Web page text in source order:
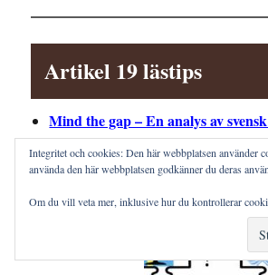
Artikel 19 lästips
Mind the gap – En analys av
funktionsrättskonventionens artikel
Integritet och cookies: Den här webbplatsen använder
använda den här webbplatsen godkänner du deras
Om du vill veta mer, inklusive hur du kontrollerar